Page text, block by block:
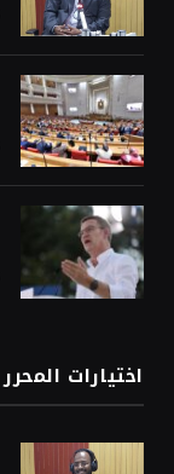
اختيارات المحرر